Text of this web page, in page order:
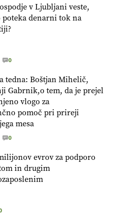
v Ljubljani veste,
poteka denarni tok na
0
tedna: Boštjan Mihelič,
Gabrnik,o tem, da je prejel
vlogo za
pomoč pri prireji
mesa
0
evrov za podporo
in drugim